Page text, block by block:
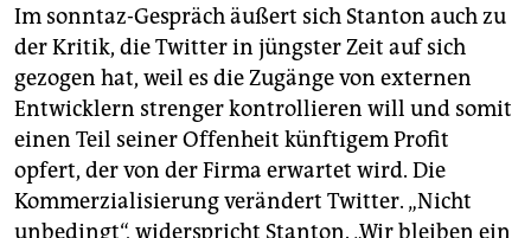
Im sonntaz-Gespräch äußert sich Stanton auch zu
der Kritik, die Twitter in jüngster Zeit auf sich
gezogen hat, weil es die Zugänge von externen
Entwicklern strenger kontrollieren will und somit
einen Teil seiner Offenheit künftigem Profit
opfert, der von der Firma erwartet wird. Die
Kommerzialisierung verändert Twitter. „Nicht
unbedingt“, widerspricht Stanton. „Wir bleiben ein